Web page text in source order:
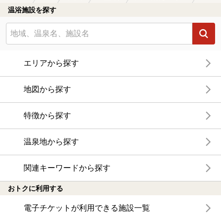
温浴施設を探す
エリアから探す
地図から探す
特徴から探す
温泉地から探す
関連キーワードから探す
おトクに利用する
電子チケットが利用できる施設一覧